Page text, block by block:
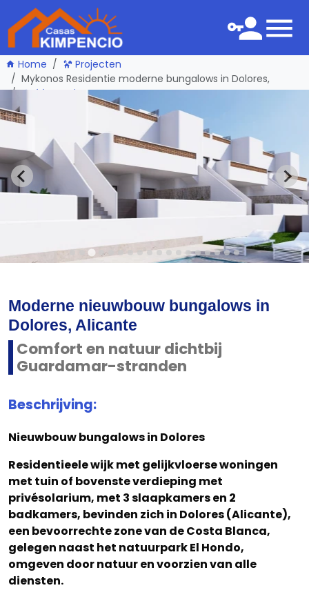
Home
Projecten
Mykonos Residentie moderne bungalows in Dolores,
één pagina terug
Moderne nieuwbouw bungalows in
Dolores, Alicante
Comfort en natuur dichtbij
Guardamar-stranden
Beschrijving:
Nieuwbouw bungalows in Dolores
Residentieele wijk met gelijkvloerse woningen
met tuin of bovenste verdieping met
privésolarium, met 3 slaapkamers en 2
badkamers, bevinden zich in Dolores (Alicante),
een bevoorrechte zone van de Costa Blanca,
gelegen naast het natuurpark El Hondo,
omgeven door natuur en voorzien van alle
diensten.